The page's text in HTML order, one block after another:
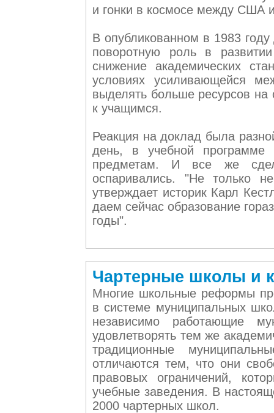
и гонки в космосе между США
В опубликованном в 1983
поворотную роль в
снижение академических
условиях усиливающейся
выделять больше ресурсов на
к учащимся.
Реакция на доклад была
день, в учебной программе
предметам. И все же
оспаривались. "Не только
утверждает историк Карл
даем сейчас образование
годы".
Чартерные школы и
Многие школьные реформы
в системе муниципальных
независимо работающие
удовлетворять тем же
традиционные
отличаются тем, что они
правовых ограничений,
учебные заведения. В
2000 чартерных школ.